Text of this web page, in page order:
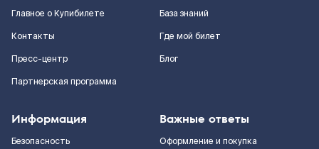
Главное о Купибилете
Контакты
Пресс-центр
Партнерская программа
База знаний
Где мой билет
Блог
Информация
Безопасность
Важные ответы
Оформление и покупка